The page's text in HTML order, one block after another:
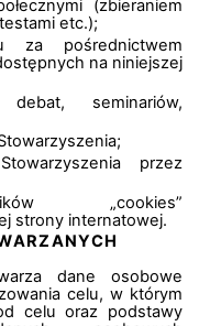
(zbieraniem
etc.);
za pośrednictwem
na niniejszej
debat, seminariów,
przez
„cookies”
strony internatowej.
dane osobowe
celu, w którym
celu oraz podstawy